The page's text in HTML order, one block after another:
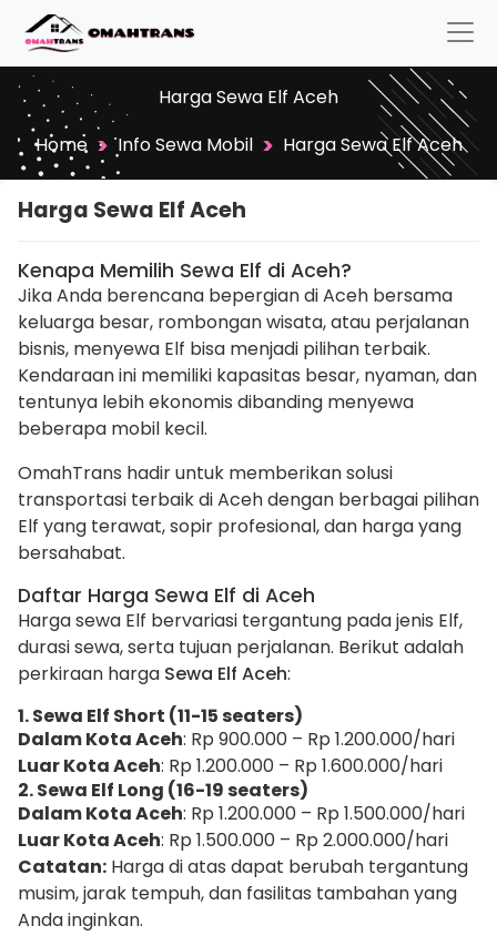
Harga Sewa Elf Aceh
Home > Info Sewa Mobil > Harga Sewa Elf Aceh
Harga Sewa Elf Aceh
Kenapa Memilih Sewa Elf di Aceh?
Jika Anda berencana bepergian di Aceh bersama
keluarga besar, rombongan wisata, atau perjalanan
bisnis, menyewa Elf bisa menjadi pilihan terbaik.
Kendaraan ini memiliki kapasitas besar, nyaman, dan
tentunya lebih ekonomis dibanding menyewa
beberapa mobil kecil.
OmahTrans hadir untuk memberikan solusi
transportasi terbaik di Aceh dengan berbagai pilihan
Elf yang terawat, sopir profesional, dan harga yang
bersahabat.
Daftar Harga Sewa Elf di Aceh
Harga sewa Elf bervariasi tergantung pada jenis Elf,
durasi sewa, serta tujuan perjalanan. Berikut adalah
perkiraan harga Sewa Elf Aceh:
1. Sewa Elf Short (11-15 seaters)
Dalam Kota Aceh: Rp 900.000 – Rp 1.200.000/hari
Luar Kota Aceh: Rp 1.200.000 – Rp 1.600.000/hari
2. Sewa Elf Long (16-19 seaters)
Dalam Kota Aceh: Rp 1.200.000 – Rp 1.500.000/hari
Luar Kota Aceh: Rp 1.500.000 – Rp 2.000.000/hari
Catatan: Harga di atas dapat berubah tergantung
musim, jarak tempuh, dan fasilitas tambahan yang
Anda inginkan.